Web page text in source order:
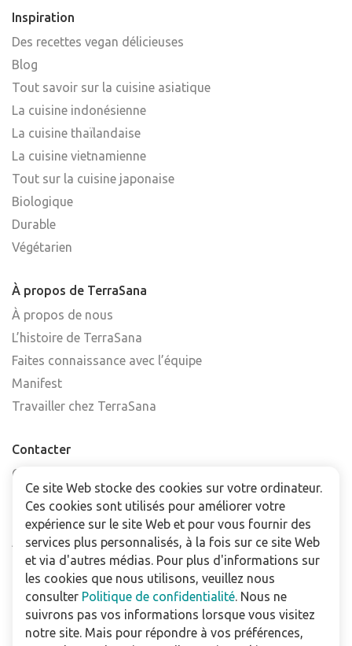
Inspiration
Des recettes vegan délicieuses
Blog
Tout savoir sur la cuisine asiatique
La cuisine indonésienne
La cuisine thaïlandaise
La cuisine vietnamienne
Tout sur la cuisine japonaise
Biologique
Durable
Végétarien
À propos de TerraSana
À propos de nous
L’histoire de TerraSana
Faites connaissance avec l’équipe
Manifest
Travailler chez TerraSana
Contacter
Contactez-nous
Trouver un point de vente
FAQ
Abonnez-vous à la newsletter
Pour les professionnels
Téléchargements
Ce site Web stocke des cookies sur votre ordinateur.
Ces cookies sont utilisés pour améliorer votre
expérience sur le site Web et pour vous fournir des
services plus personnalisés, à la fois sur ce site Web
et via d'autres médias. Pour plus d'informations sur
les cookies que nous utilisons, veuillez nous
consulter Politique de confidentialité. Nous ne
suivrons pas vos informations lorsque vous visitez
notre site. Mais pour répondre à vos préférences,